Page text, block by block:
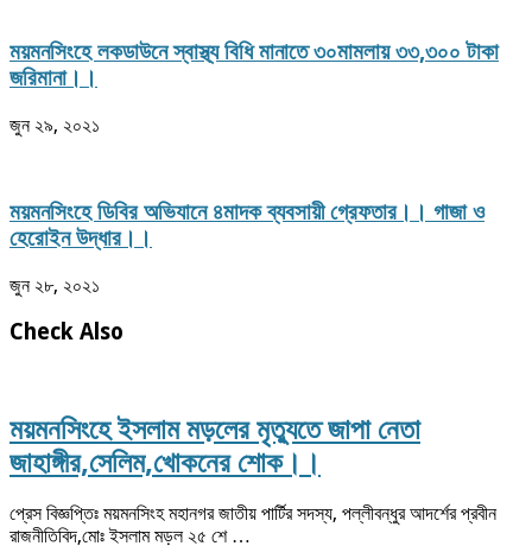
ময়মনসিংহে লকডাউনে স্বাস্থ্য বিধি মানাতে ৩০মামলায় ৩৩,৩০০ টাকা
জরিমানা।।
জুন ২৯, ২০২১
ময়মনসিংহে ডিবির অভিযানে ৪মাদক ব্যবসায়ী গ্রেফতার।। গাজা ও
হেরোইন উদ্ধার।।
জুন ২৮, ২০২১
Check Also
ময়মনসিংহে ইসলাম মড়লের মৃত্যুতে জাপা নেতা
জাহাঙ্গীর,সেলিম,খোকনের শোক।।
প্রেস বিজ্ঞপ্তিঃ ময়মনসিংহ মহানগর জাতীয় পার্টির সদস্য, পল্লীবন্ধুর আদর্শের প্রবীন
রাজনীতিবিদ,মোঃ ইসলাম মড়ল ২৫ শে …